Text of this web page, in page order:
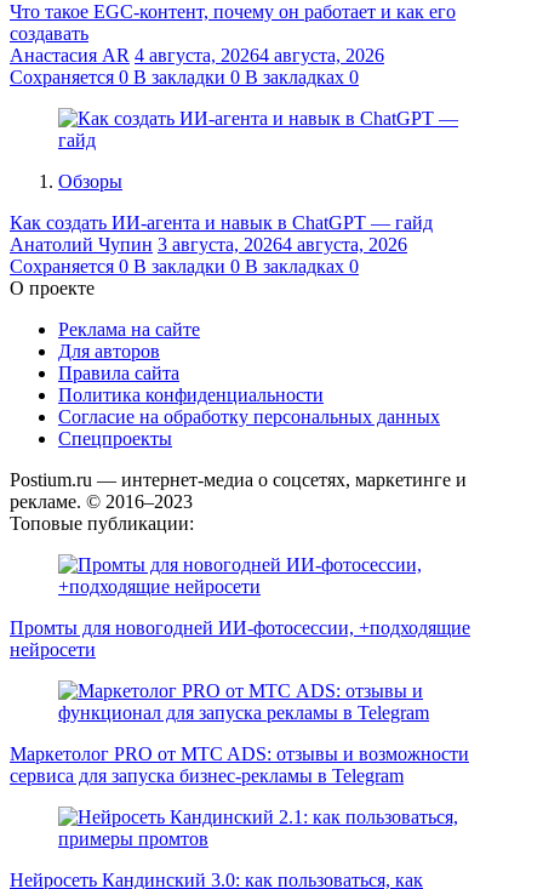
Что такое EGC-контент, почему он работает и как его
создавать
Анастасия AR 4 августа, 20264 августа, 2026
Сохраняется 0 В закладки 0 В закладках 0
Обзоры
Как создать ИИ-агента и навык в ChatGPT — гайд
Анатолий Чупин 3 августа, 20264 августа, 2026
Сохраняется 0 В закладки 0 В закладках 0
О проекте
Реклама на сайте
Для авторов
Правила сайта
Политика конфиденциальности
Согласие на обработку персональных данных
Спецпроекты
Postium.ru — интернет-медиа о соцсетях, маркетинге и
рекламе. © 2016–2023
Топовые публикации:
Промты для новогодней ИИ-фотосессии, +подходящие
нейросети
Маркетолог PRO от MTC ADS: отзывы и возможности
сервиса для запуска бизнес-рекламы в Telegram
Нейросеть Кандинский 3.0: как пользоваться, как